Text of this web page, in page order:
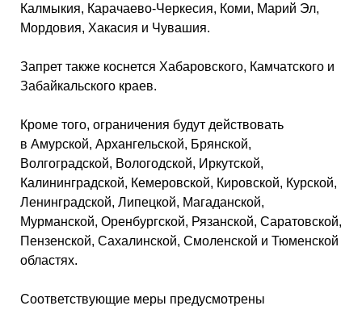
Калмыкия, Карачаево-Черкесия, Коми, Марий Эл,
Мордовия, Хакасия и Чувашия.
Запрет также коснется Хабаровского, Камчатского и
Забайкальского краев.
Кроме того, ограничения будут действовать
в Амурской, Архангельской, Брянской,
Волгоградской, Вологодской, Иркутской,
Калининградской, Кемеровской, Кировской, Курской,
Ленинградской, Липецкой, Магаданской,
Мурманской, Оренбургской, Рязанской, Саратовской,
Пензенской, Сахалинской, Смоленской и Тюменской
областях.
Соответствующие меры предусмотрены